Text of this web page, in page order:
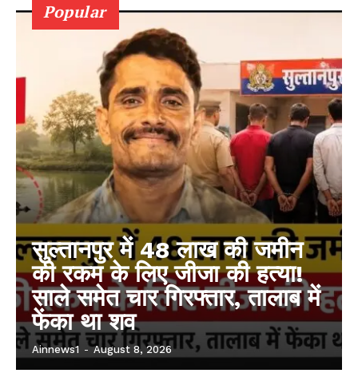
Popular
सुल्तानपुर में 48 लाख की जमीन
की रकम के लिए जीजा की हत्या!
साले समेत चार गिरफ्तार, तालाब में
फेंका था शव
Ainnews1 - August 8, 2026